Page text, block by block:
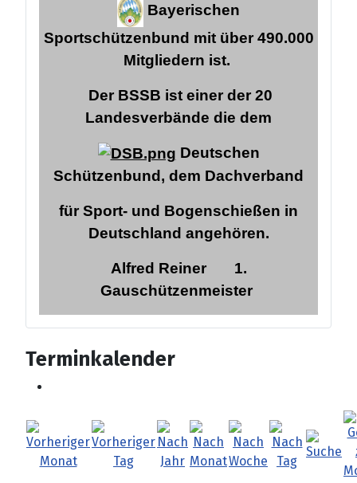
Bayerischen
Sportschützenbund mit über 490.000
Mitgliedern ist.
Der BSSB ist einer der 20
Landesverbände die dem
Deutschen
Schützenbund, dem Dachverband
für Sport- und Bogenschießen in
Deutschland angehören.
Alfred Reiner
1.
Gauschützenmeister
Terminkalender